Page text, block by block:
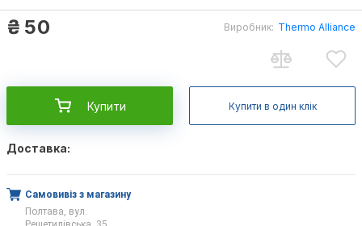
₴ 50 Виробник: Thermo Alliance
Купити Купити в один клік
Доставка:
Самовивіз з магазину
Полтава, вул.